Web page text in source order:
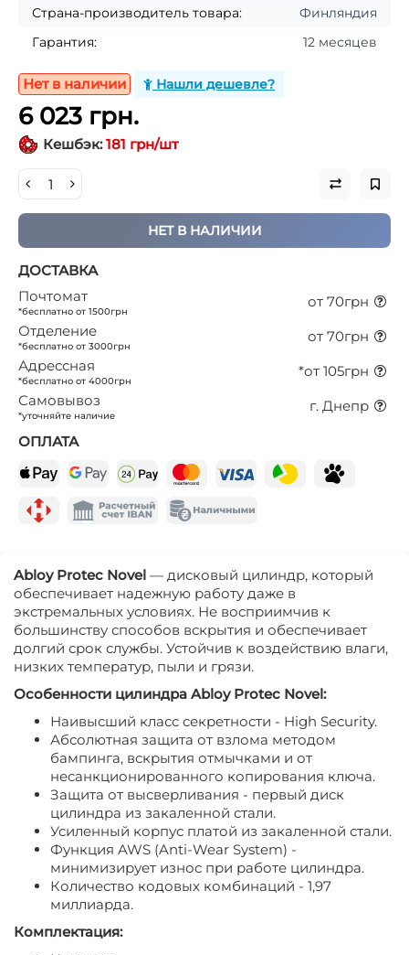
Страна-производитель товара:
Финляндия
Гарантия:
12 месяцев
Нет в наличии Нашли дешевле?
6 023 грн.
Кешбэк:181 грн/шт
НЕТ В НАЛИЧИИ
ДОСТАВКА
Почтомат
*бесплатно от 1500грн
от 70грн
Отделение
*бесплатно от 3000грн
от 70грн
Адрессная
*бесплатно от 4000грн
*от 105грн
Самовывоз
*уточняйте наличие
г. Днепр
ОПЛАТА
Abloy Protec Novel — дисковый цилиндр, который
обеспечивает надежную работу даже в
экстремальных условиях. Не восприимчив к
большинству способов вскрытия и обеспечивает
долгий срок службы. Устойчив к воздействию влаги,
низких температур, пыли и грязи.
Особенности цилиндра Abloy Protec Novel:
Наивысший класс секретности - High Security.
Абсолютная защита от взлома методом
бампинга, вскрытия отмычками и от
несанкционированного копирования ключа.
Защита от высверливания - первый диск
цилиндра из закаленной стали.
Усиленный корпус платой из закаленной стали.
Функция AWS (Anti-Wear System) -
минимизирует износ при работе цилиндра.
Количество кодовых комбинаций - 1,97
миллиарда.
Комплектация: